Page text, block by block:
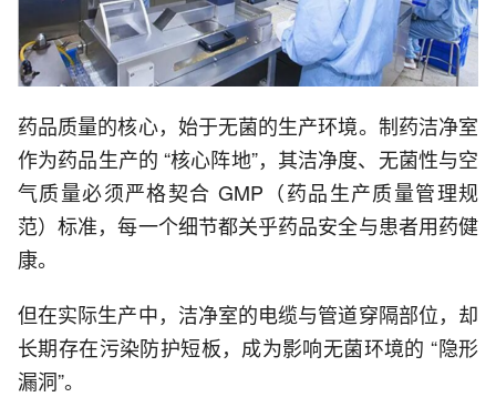
药品质量的核心，始于无菌的生产环境。制药洁净室
作为药品生产的 “核心阵地”，其洁净度、无菌性与空
气质量必须严格契合 GMP（药品生产质量管理规
范）标准，每一个细节都关乎药品安全与患者用药健
康。
但在实际生产中，洁净室的电缆与管道穿隔部位，却
长期存在污染防护短板，成为影响无菌环境的 “隐形
漏洞”。